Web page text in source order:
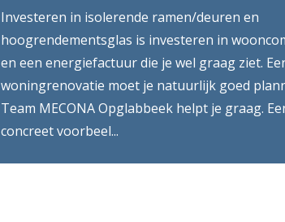
Investeren in isolerende ramen/deuren en
hoogrendementsglas is investeren in
en een energiefactuur die je wel graag ziet.
woningrenovatie moet je natuurlijk goed
Team MECONA Opglabbeek helpt je graag.
concreet voorbeel...